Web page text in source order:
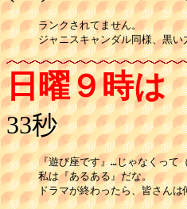
ランクされてません。
ジャニスキャンダル同様、黒い
日曜９時は
33秒
『遊び座です』…じゃなくって
私は『あるある』だな。
ドラマが終わったら、皆さん